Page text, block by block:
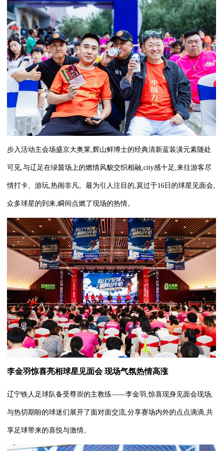
步入活动主会场盛京大奥莱,辉山鲜博士的经典清新蓝装潢元素随处
可见,与辽足在绿茵场上的燃情风貌交织相融,city感十足,来往游客尽
情打卡、游玩,热闹非凡。最为引人注目的,莫过于16日的球星见面会,
众多球星的到来,瞬间点燃了现场的热情。
李金羽惊喜亮相球星见面会 现场气氛热情高涨
辽宁铁人足球队备受尊崇的主教练——李金羽,惊喜现身见面会现场,
与热切期盼的球迷们展开了面对面交流,分享赛场内外的点点滴滴,共
享足球带来的喜悦与激情。